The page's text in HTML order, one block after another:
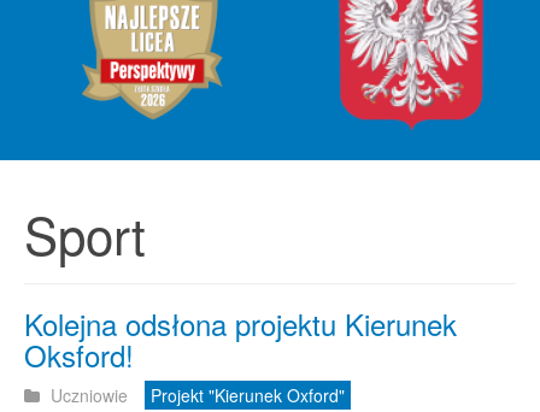
Sport
Kolejna odsłona projektu Kierunek
Oksford!
Uczniowie
Projekt "Kierunek Oxford"